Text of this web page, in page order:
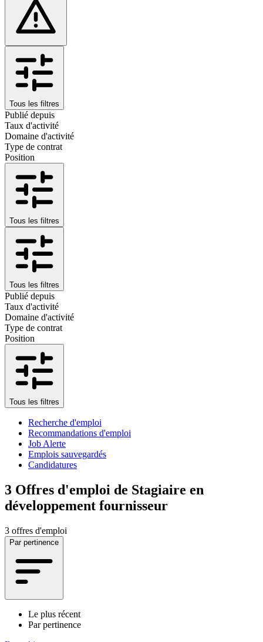
Tous les filtres
Publié depuis
Taux d'activité
Domaine d'activité
Type de contrat
Position
Tous les filtres
Tous les filtres
Publié depuis
Taux d'activité
Domaine d'activité
Type de contrat
Position
Tous les filtres
Recherche d'emploi
Recommandations d'emploi
Job Alerte
Emplois sauvegardés
Candidatures
3 Offres d'emploi de Stagiaire en
développement fournisseur
3 offres d'emploi
Par pertinence
Le plus récent
Par pertinence